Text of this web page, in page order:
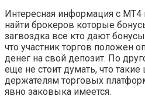
Интересная информация с МТ4
найти брокеров которые
загвоздка все кто дают
что участник торгов положен
денег на свой депозит. По
еще не стоит думать, что
держателям торговых
явно заковыка имеется.